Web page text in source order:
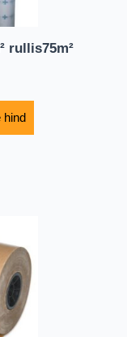
rullis75m²